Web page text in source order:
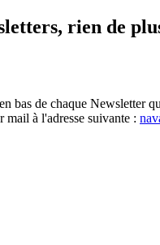
rien de
bas de chaque Newsletter
mail à l'adresse suivante :